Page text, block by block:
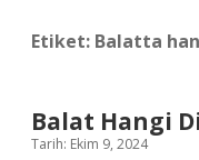
Etiket: Balatta
Balat Hangi
Tarih: Ekim 9, 2024